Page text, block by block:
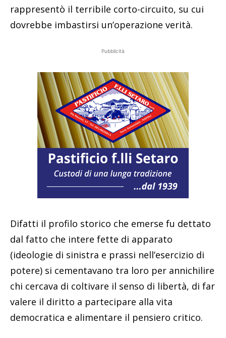
rappresentò il terribile corto-circuito, su cui
dovrebbe imbastirsi un’operazione verità.
Pubblicità
Difatti il profilo storico che emerse fu dettato
dal fatto che intere fette di apparato
(ideologie di sinistra e prassi nell’esercizio di
potere) si cementavano tra loro per annichilire
chi cercava di coltivare il senso di libertà, di far
valere il diritto a partecipare alla vita
democratica e alimentare il pensiero critico.